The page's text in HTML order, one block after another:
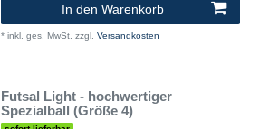
In den Warenkorb
* inkl. ges. MwSt. zzgl. Versandkosten
Futsal Light - hochwertiger
Spezialball (Größe 4)